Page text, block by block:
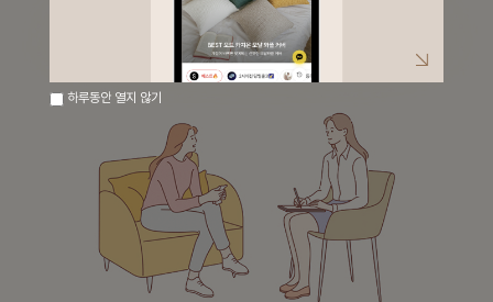
하루동안 열지 않기